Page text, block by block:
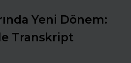
Yeni Dönem:
Transkript